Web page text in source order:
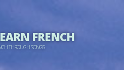
FRENCH
THROUGH SONGS